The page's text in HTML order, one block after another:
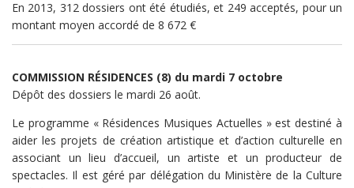
En 2013, 312 dossiers ont été étudiés, et 249 acceptés, pour un
montant moyen accordé de 8 672 €
COMMISSION RÉSIDENCES (8) du mardi 7 octobre
Dépôt des dossiers le mardi 26 août.
Le programme « Résidences Musiques Actuelles » est destiné à
aider les projets de création artistique et d’action culturelle en
associant un lieu d’accueil, un artiste et un producteur de
spectacles. Il est géré par délégation du Ministère de la Culture